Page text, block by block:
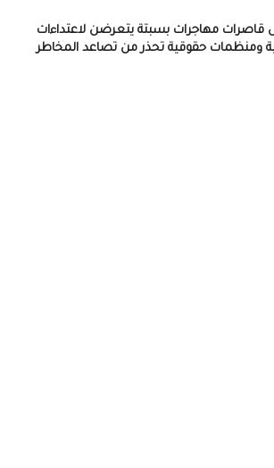
مهاجرات بسبتة يتعرضن لاعتداءات
ومنظمات حقوقية تحذر من تصاعد المخاطر